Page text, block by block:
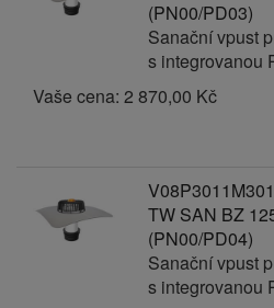
(PN00/PD03)
Sanační vpust
s integrovanou
Vaše cena: 2 870,00 Kč
TW SAN BZ
(PN00/PD04)
Sanační vpust
s integrovanou